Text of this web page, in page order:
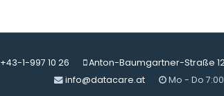
+43-1-997 10 26
Anton-Baumgartner-Straße
info@datacare.at
Mo - Do 7:00